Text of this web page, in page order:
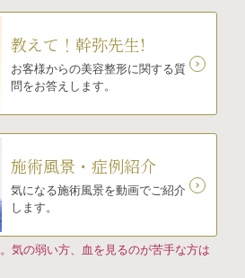
教えて！幹弥先生!
お客様からの美容整形に関する質
問をお答えします。
施術風景・症例紹介
気になる施術風景を動画でご紹介
します。
気の弱い方、血を見るのが苦手な方は